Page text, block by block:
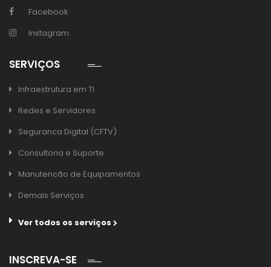
Facebook
Instagram
SERVIÇOS
Infraestrutura em TI
Redes e Servidores
Seguranca Digital (CFTV)
Consultoria e Suporte
Manutencão de Equipamentos
Demais Serviços
Ver todos os serviços
INSCREVA-SE